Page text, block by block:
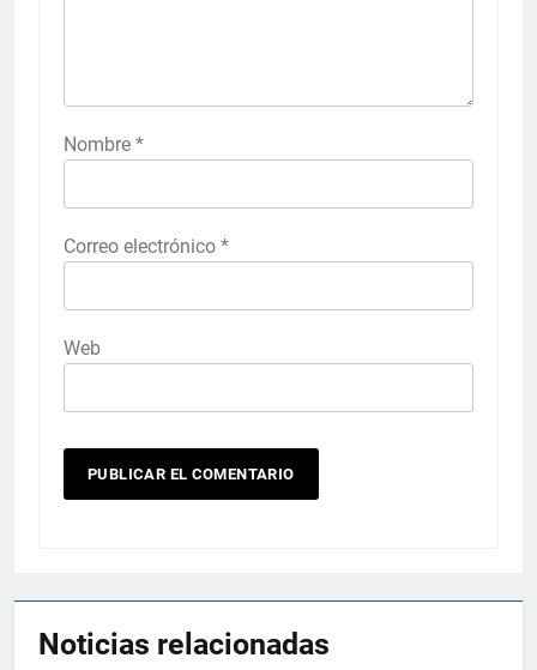
Nombre *
Correo electrónico *
Web
Noticias relacionadas